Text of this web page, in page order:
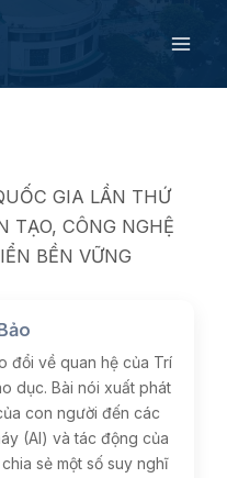
GIA LẦN THỨ
TẠO, CÔNG NGHỆ
BỀN VỮNG
đổi về quan hệ của Trí
dục. Bài nói xuất phát
con người đến các
(AI) và tác động của
sẻ một số suy nghĩ